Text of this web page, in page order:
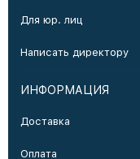
Для юр. лиц
Написать директору
ИНФОРМАЦИЯ
Доставка
Оплата